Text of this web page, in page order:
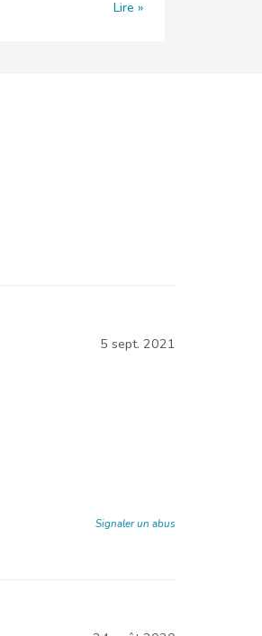
Lire
5 sept. 2021
Signaler un abus